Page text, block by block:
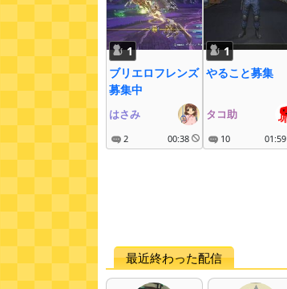
1
ブリエロフレンズ
募集中
はさみ
2 00:38
1
やること募集
タコ助
10 01:59
最近終わった配信